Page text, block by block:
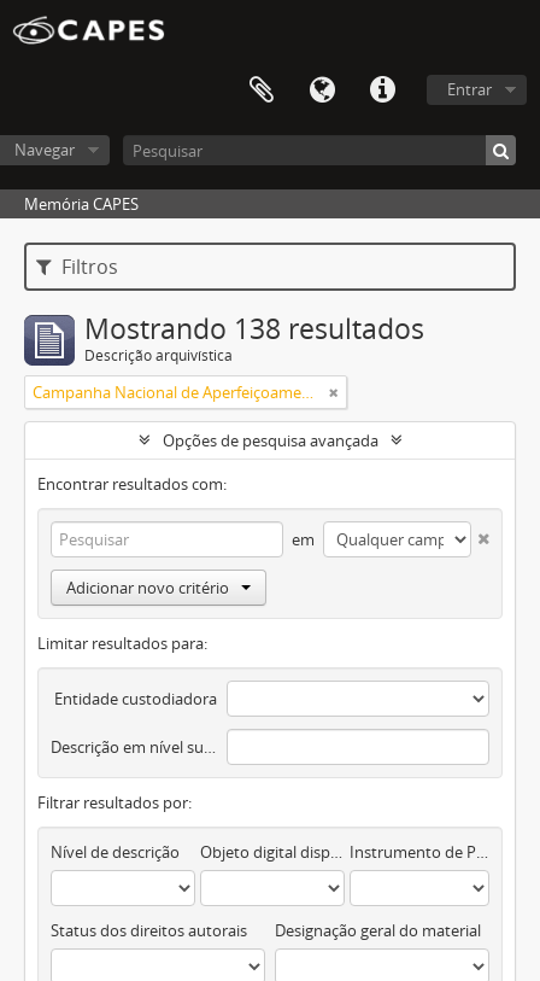
Entrar
Navegar
Memória CAPES
Filtros
Mostrando 138 resultados
Descrição arquivística
Campanha Nacional de Aperfeiçoamento de Pessoal de Nível Superior (CAPES)
Opções de pesquisa avançada
Encontrar resultados com:
em
Adicionar novo critério
Limitar resultados para:
Entidade custodiadora
Descrição em nível superior
Filtrar resultados por:
Nível de descrição Objeto digital disponível Instrumento de Pesquisa
Status dos direitos autorais Designação geral do material